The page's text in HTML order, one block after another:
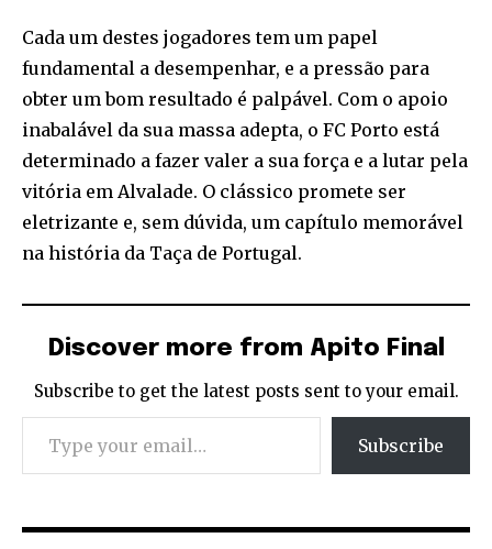
Cada um destes jogadores tem um papel
fundamental a desempenhar, e a pressão para
obter um bom resultado é palpável. Com o apoio
inabalável da sua massa adepta, o FC Porto está
determinado a fazer valer a sua força e a lutar pela
vitória em Alvalade. O clássico promete ser
eletrizante e, sem dúvida, um capítulo memorável
na história da Taça de Portugal.
Discover more from Apito Final
Subscribe to get the latest posts sent to your email.
Type your email…
Subscribe